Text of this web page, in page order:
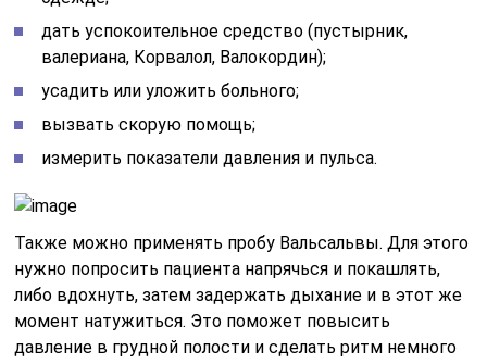
дать успокоительное средство (пустырник,
валериана, Корвалол, Валокордин);
усадить или уложить больного;
вызвать скорую помощь;
измерить показатели давления и пульса.
Также можно применять пробу Вальсальвы. Для этого
нужно попросить пациента напрячься и покашлять,
либо вдохнуть, затем задержать дыхание и в этот же
момент натужиться. Это поможет повысить
давление в грудной полости и сделать ритм немного